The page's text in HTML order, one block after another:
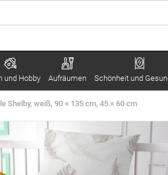
und Hobby Aufräumen Schönheit und
Shelby, weiß, 90 × 135 cm, 45 × 60 cm